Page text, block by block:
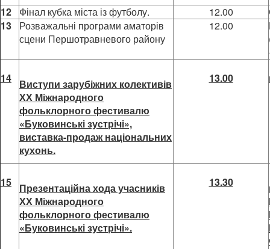
12 Фінал кубка міста із футболу. 12.00
13
Розважальні програми аматорів
сцени Першотравневого району
12.00
14
Виступи зарубіжних колективів
ХХ Міжнародного
фольклорного фестивалю
«Буковинські зустрічі»,
виставка-продаж національних
кухонь.
13.00
15
Презентаційна хода учасників
ХХ Міжнародного
фольклорного фестивалю
«Буковинські зустрічі».
13.30